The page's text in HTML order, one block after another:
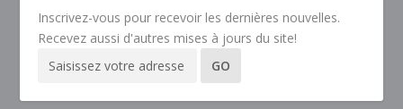
Inscrivez-vous pour recevoir les dernières nouvelles.
Recevez aussi d'autres mises à jours du site!